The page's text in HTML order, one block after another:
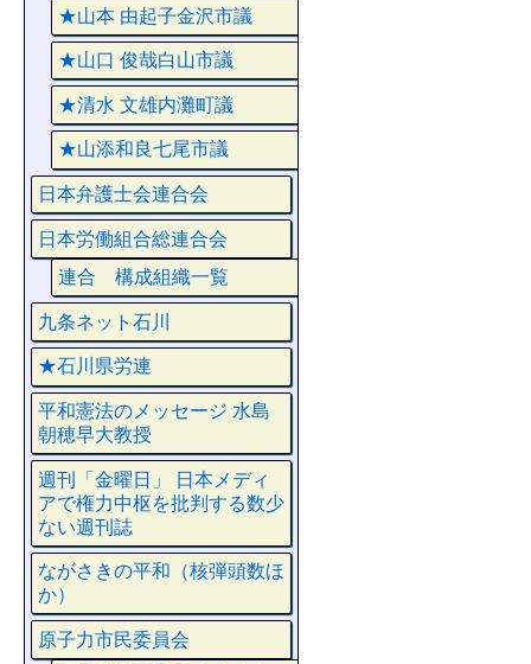
★山本 由起子金沢市議
★山口 俊哉白山市議
★清水 文雄内灘町議
★山添和良七尾市議
日本弁護士会連合会
日本労働組合総連合会
連合 構成組織一覧
九条ネット石川
★石川県労連
平和憲法のメッセージ 水島
朝穂早大教授
週刊「金曜日」 日本メディ
アで権力中枢を批判する数少
ない週刊誌
ながさきの平和（核弾頭数ほ
か）
原子力市民委員会